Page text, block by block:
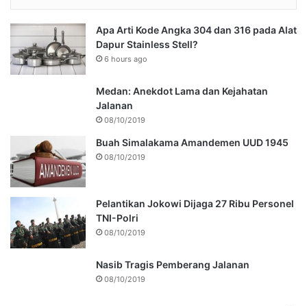
Apa Arti Kode Angka 304 dan 316 pada Alat
Dapur Stainless Stell?
6 hours ago
Medan: Anekdot Lama dan Kejahatan
Jalanan
08/10/2019
Buah Simalakama Amandemen UUD 1945
08/10/2019
Pelantikan Jokowi Dijaga 27 Ribu Personel
TNI-Polri
08/10/2019
Nasib Tragis Pemberang Jalanan
08/10/2019